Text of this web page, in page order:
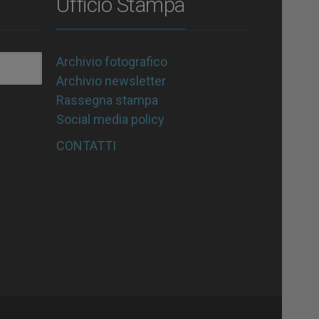
Archivio fotografico
Archivio newsletter
Rassegna stampa
Social media policy
CONTATTI